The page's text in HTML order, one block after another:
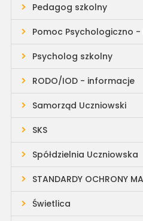
Pedagog szkolny
Pomoc Psychologiczno
Psycholog szkolny
RODO/IOD - informacje
Samorząd Uczniowski
SKS
Spółdzielnia Uczniowska
STANDARDY OCHRONY
Świetlica